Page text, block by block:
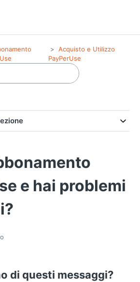
Acquisto e Utilizzo
PayPerUse
e hai problemi
di questi messaggi?